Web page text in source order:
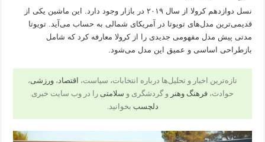
نسل دوازدهم کرولا از سال ۲۰۱۹ در بازار وجود دارد. این ماشین یکی از
قدیمی‌ترین مدل‌های تویوتا در آمریکای شمالی به حساب می‌آید. تویوتا
مدتی پیش مدل مفهومی جدیدی را از کرولا معارفه کرد که شامل
بازطراحی اساسی و عمیق این مدل می‌شود.
تازه‌ترین اخبار و تحلیل‌ها درباره انتخابات، سیاست، اقتصاد ، ورزشی،
حوادث، فرهنگ وهنر و گردشگری و سلامتی را در وب سایت خبری
دلچسب بخوانید.